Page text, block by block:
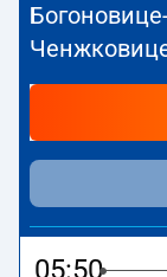
до Мушина-
быстрое
MALINOWSKI
.
также
предлагают
более долгое время в пути.
на станции
05:50